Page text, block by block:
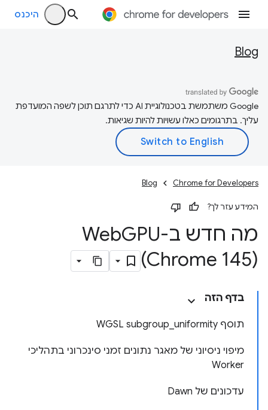
היכנס
Blog
‫Google משתמשת בטכנולוגיית AI כדי לתרגם תוכן לשפה המועדפת
עליך. בתרגומים כאלו עשויות להיות שגיאות.
Chrome for Developers
Blog
המידע עזר לך?
מה חדש ב-Web
(Chrome 145)
בדף הזה
תוסף WGSL subgroup_uniformity
מיפוי ניסיוני של מאגר נתונים זמני סינכרוני בתהליכי
Worker
עדכונים של Dawn